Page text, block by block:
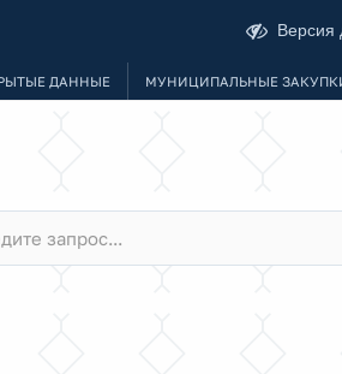
Версия
ДАННЫЕ МУНИЦИПАЛЬНЫЕ